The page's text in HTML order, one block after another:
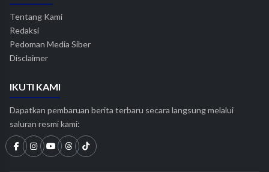
Tentang Kami
Redaksi
Pedoman Media Siber
Disclaimer
IKUTI KAMI
Dapatkan pembaruan berita terbaru secara langsung melalui
saluran resmi kami: